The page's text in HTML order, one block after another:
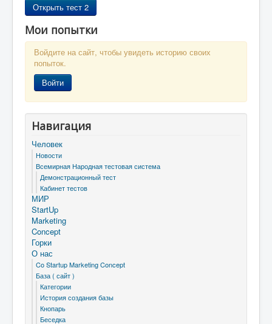
Открыть тест 2
Мои попытки
Войдите на сайт, чтобы увидеть историю своих
попыток.
Войти
Навигация
Человек
Новости
Всемирная Народная тестовая система
Демонстрационный тест
Кабинет тестов
МИР
StartUp
Marketing
Concept
Горки
О нас
Co Startup Marketing Concept
База ( сайт )
Категории
История создания базы
Кнопарь
Беседка